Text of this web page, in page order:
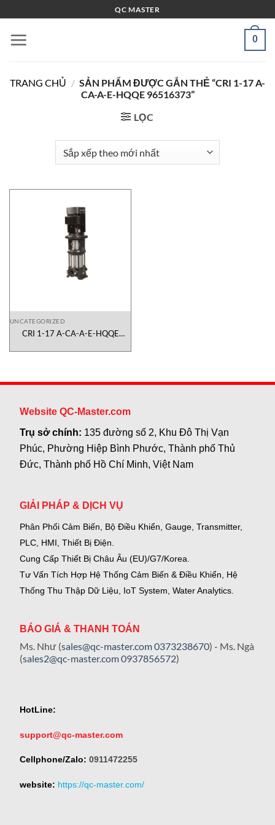
qua
nội
QC MASTER
0
TRANG CHỦ / SẢN PHẨM ĐƯỢC GẮN THẺ “CRI 1-17 A-
CA-A-E-HQQE 96516373”
LỌC
UNCATEGORIZED
CRI 1-17 A-CA-A-E-HQQE
Pump Grundfos Vietnam
Website QC-Master.com
Trụ sở chính: 135 đường số 2, Khu Đô Thị Vạn
Phúc, Phường Hiệp Bình Phước, Thành phố Thủ
Đức, Thành phố Hồ Chí Minh, Việt Nam
GIẢI PHÁP & DỊCH VỤ
Phân Phối Cảm Biến, Bộ Điều Khiển, Gauge, Transmitter,
PLC, HMI, Thiết Bị Điện.
Cung Cấp Thiết Bị Châu Âu (EU)/G7/Korea.
Tư Vấn Tích Hợp Hệ Thống Cảm Biến & Điều Khiển, Hệ
Thống Thu Thập Dữ Liệu, IoT System, Water Analytics.
BÁO GIÁ & THANH TOÁN
Ms. Như (sales@qc-master.com0373238670) - Ms. Ngà
(sales2@qc-master.com0937856572)
HotLine:
support@qc-master.com
Cellphone/Zalo: 0911472255
website: https://qc-master.com/